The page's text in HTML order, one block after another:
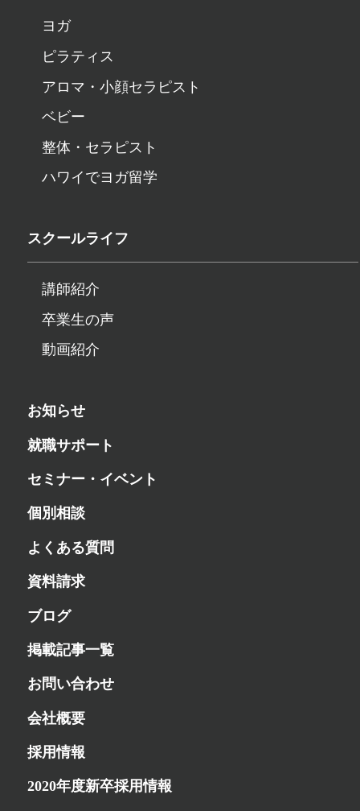
ヨガ
ピラティス
アロマ・小顔セラピスト
ベビー
整体・セラピスト
ハワイでヨガ留学
スクールライフ
講師紹介
卒業生の声
動画紹介
お知らせ
就職サポート
セミナー・イベント
個別相談
よくある質問
資料請求
ブログ
掲載記事一覧
お問い合わせ
会社概要
採用情報
2020年度新卒採用情報